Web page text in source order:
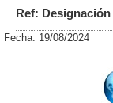
Ref:
Fecha: 19/08/2024